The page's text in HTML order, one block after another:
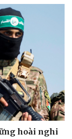
hoài nghi